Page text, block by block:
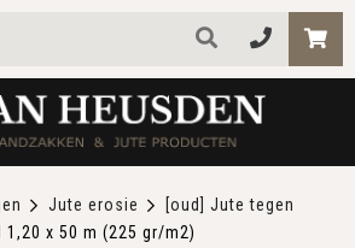
Jute erosie
[oud] Jute tegen
x 50 m (225 gr/m2)